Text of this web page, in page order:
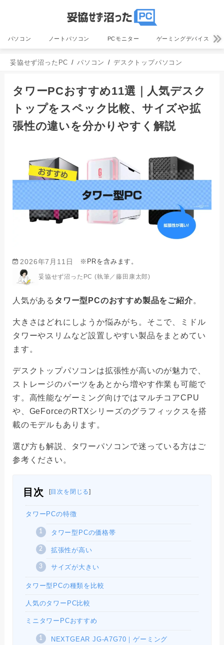
パソコン ノートパソコン PCモニター ゲーミングデバイス
妥協せず沼ったPC パソコン デスクトップパソコン
タワーPCおすすめ11選｜人気デスク
トップをスペック比較、サイズや拡
張性の違いを分かりやすく解説
2026年7月11日 ※PRを含みます。
妥協せず沼ったPC (執筆／藤田康太郎)
人気がある タワー型PCのおすすめ製品をご紹介。
大きさはどれにしようか悩みがち。そこで、ミドル
タワーやスリムなど設置しやすい製品をまとめてい
ます。
デスクトップパソコンは拡張性が高いのが魅力で、
ストレージのパーツをあとから増やす作業も可能で
す。高性能なゲーミング向けではマルチコアCPU
や、GeForceのRTXシリーズのグラフィックスを搭
載のモデルもあります。
選び方も解説、タワーパソコンで迷っている方はご
参考ください。
目次 目次を閉じる
タワーPCの特徴
タワー型PCの価格帯
拡張性が高い
サイズが大きい
タワー型PCの種類を比較
人気のタワーPC比較
ミニタワーPCおすすめ
NEXTGEAR JG-A7G70｜ゲーミング